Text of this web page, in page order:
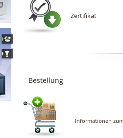
Zertifikat
Bestellung
Informationen